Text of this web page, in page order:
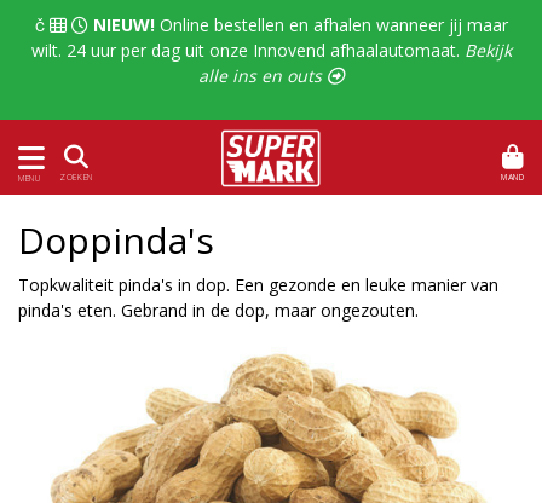
   NIEUW!Online bestellen en afhalen wanneer jij maar
wilt. 24 uur per dag uit onze Innovend afhaalautomaat. Bekijk
alle ins en outs 
MENU ZOEKEN MAND
Doppinda's
Topkwaliteit pinda's in dop. Een gezonde en leuke manier van
pinda's eten. Gebrand in de dop, maar ongezouten.